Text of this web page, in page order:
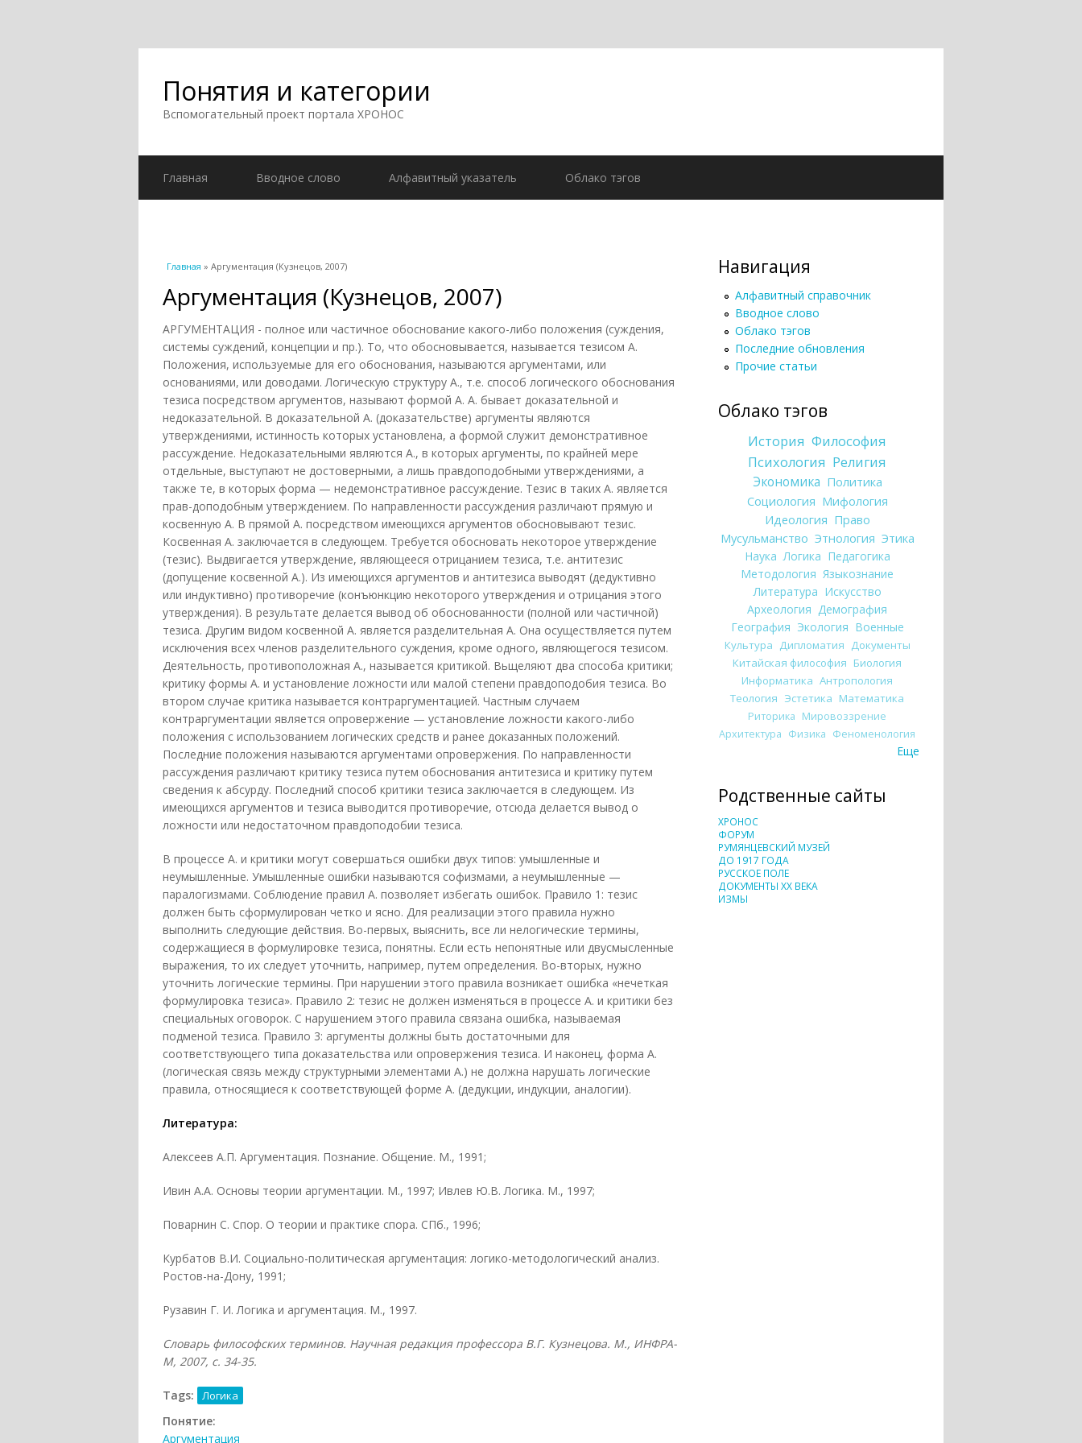
Понятия и категории
Вспомогательный проект портала ХРОНОС
Главная Вводное слово Алфавитный указатель Облако тэгов
Вы здесь
Главная » Аргументация (Кузнецов, 2007)
Аргументация (Кузнецов, 2007)
АРГУМЕНТАЦИЯ - полное или частичное обоснование какого-либо положения (суждения,
системы суждений, концепции и пр.). То, что обосновывается, называется тезисом А.
Положения, используемые для его обоснования, называются аргументами, или
основаниями, или доводами. Логическую структуру А., т.е. способ логического обоснования
тезиса посредством аргументов, называют формой А. А. бывает доказательной и
недоказательной. В доказательной А. (доказательстве) аргументы являются
утверждениями, истинность которых установлена, а формой служит демонстративное
рассуждение. Недоказательными являются А., в которых аргументы, по крайней мере
отдельные, выступают не достоверными, а лишь правдоподобными утверждениями, а
также те, в которых форма — недемонстративное рассуждение. Тезис в таких А. является
прав-доподобным утверждением. По направленности рассуждения различают прямую и
косвенную А. В прямой А. посредством имеющихся аргументов обосновывают тезис.
Косвенная А. заключается в следующем. Требуется обосновать некоторое утверждение
(тезис). Выдвигается утверждение, являющееся отрицанием тезиса, т.е. антитезис
(допущение косвенной А.). Из имеющихся аргументов и антитезиса выводят (дедуктивно
или индуктивно) противоречие (конъюнкцию некоторого утверждения и отрицания этого
утверждения). В результате делается вывод об обоснованности (полной или частичной)
тезиса. Другим видом косвенной А. является разделительная А. Она осуществляется путем
исключения всех членов разделительного суждения, кроме одного, являющегося тезисом.
Деятельность, противоположная А., называется критикой. Вьщеляют два способа критики;
критику формы А. и установление ложности или малой степени правдоподобия тезиса. Во
втором случае критика называется контраргументацией. Частным случаем
контраргументации является опровержение — установление ложности какого-либо
положения с использованием логических средств и ранее доказанных положений.
Последние положения называются аргументами опровержения. По направленности
рассуждения различают критику тезиса путем обоснования антитезиса и критику путем
сведения к абсурду. Последний способ критики тезиса заключается в следующем. Из
имеющихся аргументов и тезиса выводится противоречие, отсюда делается вывод о
ложности или недостаточном правдоподобии тезиса.
В процессе А. и критики могут совершаться ошибки двух типов: умышленные и
неумышленные. Умышленные ошибки называются софизмами, а неумышленные —
паралогизмами. Соблюдение правил А. позволяет избегать ошибок. Правило 1: тезис
должен быть сформулирован четко и ясно. Для реализации этого правила нужно
выполнить следующие действия. Во-первых, выяснить, все ли нелогические термины,
содержащиеся в формулировке тезиса, понятны. Если есть непонятные или двусмысленные
выражения, то их следует уточнить, например, путем определения. Во-вторых, нужно
уточнить логические термины. При нарушении этого правила возникает ошибка «нечеткая
формулировка тезиса». Правило 2: тезис не должен изменяться в процессе А. и критики без
специальных оговорок. С нарушением этого правила связана ошибка, называемая
подменой тезиса. Правило 3: аргументы должны быть достаточными для
соответствующего типа доказательства или опровержения тезиса. И наконец, форма А.
(логическая связь между структурными элементами А.) не должна нарушать логические
правила, относящиеся к соответствующей форме А. (дедукции, индукции, аналогии).
Литература:
Алексеев А.П. Аргументация. Познание. Общение. М., 1991;
Ивин А.А. Основы теории аргументации. М., 1997; Ивлев Ю.В. Логика. М., 1997;
Поварнин С. Спор. О теории и практике спора. СПб., 1996;
Курбатов В.И. Социально-политическая аргументация: логико-методологический анализ.
Ростов-на-Дону, 1991;
Рузавин Г. И. Логика и аргументация. М., 1997.
Словарь философских терминов. Научная редакция профессора В.Г. Кузнецова. М., ИНФРА-
М, 2007, с. 34-35.
Tags: Логика
Понятие:
Аргументация
Навигация
Алфавитный справочник
Вводное слово
Облако тэгов
Последние обновления
Прочие статьи
Облако тэгов
История Философия
Психология Религия
Экономика Политика
Социология Мифология
Идеология Право
Мусульманство Этнология Этика
Наука Логика Педагогика
Методология Языкознание
Литература Искусство
Археология Демография
География Экология Военные
Культура Дипломатия Документы
Китайская философия Биология
Информатика Антропология
Теология Эстетика Математика
Риторика Мировоззрение
Архитектура Физика Феноменология
Еще
Родственные сайты
ХРОНОС
ФОРУМ
РУМЯНЦЕВСКИЙ МУЗЕЙ
ДО 1917 ГОДА
РУССКОЕ ПОЛЕ
ДОКУМЕНТЫ XX ВЕКА
ИЗМЫ